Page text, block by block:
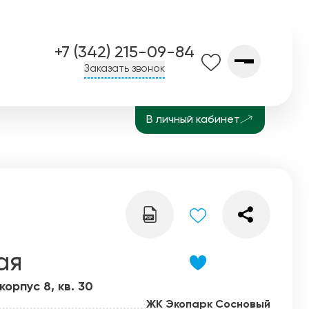
+7 (342) 215-09-84
Заказать звонок
В личный кабинет
8, кв. 30
ЖК Экопарк Сосновый